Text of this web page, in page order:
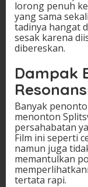
lorong penuh
yang sama
tadinya hangat
sesak karena
dibereskan.
Dampak
Banyak
menonton
persahabatan
Film ini seperti
namun juga
memantulkan
tertata rapi.